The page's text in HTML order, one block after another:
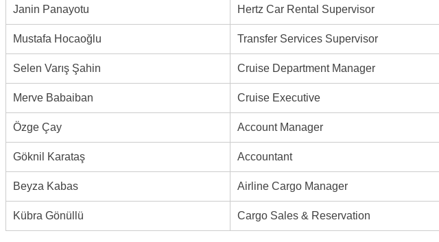
Janin Panayotu Hertz Car Rental Supervisor
Mustafa Hocaoğlu Transfer Services Supervisor
Selen Varış Şahin Cruise Department Manager
Merve Babaiban Cruise Executive
Özge Çay Account Manager
Göknil Karataş Accountant
Beyza Kabas Airline Cargo Manager
Kübra Gönüllü Cargo Sales & Reservation